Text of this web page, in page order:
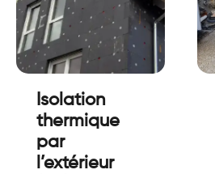
Isolation
thermique
par
l’extérieur